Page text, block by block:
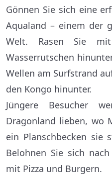
Gönnen Sie sich eine
Aqualand – einem der
Welt. Rasen Sie
Wasserrutschen
Wellen am Surfstrand
den Kongo hinunter.
Jüngere Besucher
Dragonland lieben, wo
ein Planschbecken sie
Belohnen Sie sich
mit Pizza und Burgern.